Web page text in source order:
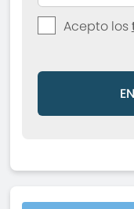
Acepto los